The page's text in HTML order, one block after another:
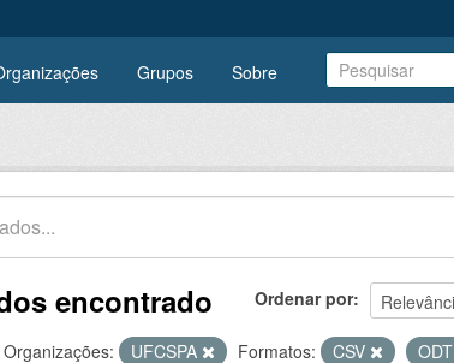
Grupos Sobre
Ordenar por
encontrado
Organizações: UFCSPA Formatos: CSV
ODT